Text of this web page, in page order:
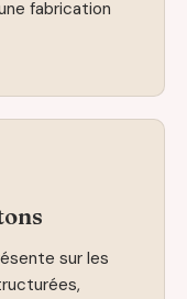
fabrication
sur les